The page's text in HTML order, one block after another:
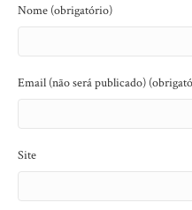
Nome (obrigatório)
Email (não será publicado)
Site